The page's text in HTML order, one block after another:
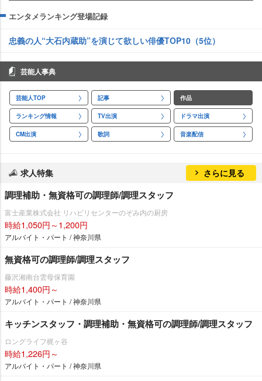
エンタメランキング登場記録
忠義の人“大石内蔵助”を演じて欲しい俳優TOP10（5位）
芸能人事典
芸能人TOP 記事 作品
ランキング情報 TV出演 ドラマ出演
CM出演 歌詞 音楽配信
求人特集 さらに見る
調理補助・無資格可の調理師/調理スタッフ
富士産業株式会社 リハビリセンターのぞみ内の厨房
時給1,050円～1,200円
アルバイト・パート / 神奈川県
無資格可の調理師/調理スタッフ
藤沢湘南台雲母保育園
時給1,400円～
アルバイト・パート / 神奈川県
キッチンスタッフ・調理補助・無資格可の調理師/調理スタッフ
ロングライフ梶ヶ谷
時給1,226円～
アルバイト・パート / 神奈川県